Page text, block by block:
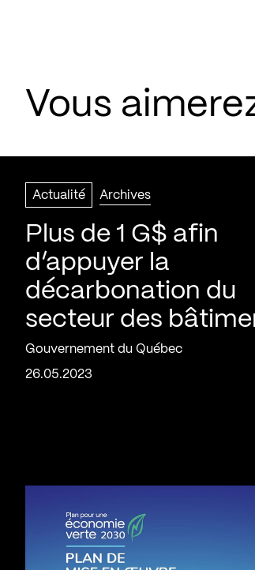
Vous
Actualité Archives
Plus de 1 G$ afin
d’appuyer la
décarbonation du
secteur des
Gouvernement du Québec
26.05.2023